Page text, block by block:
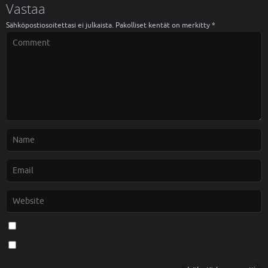
s
s
) a
Vastaa
Sähköpostiosoitettasi ei julkaista. Pakolliset kentät on merkitty*